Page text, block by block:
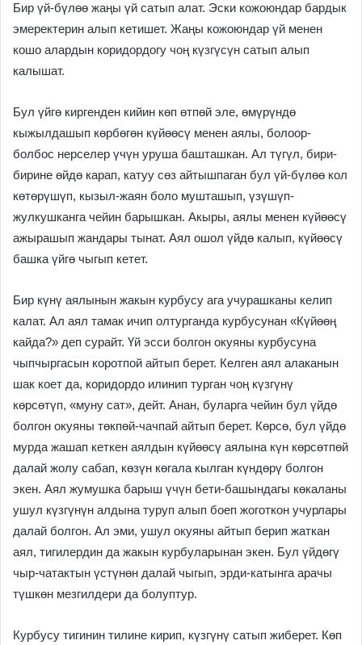
Бир үй-бүлөө жаңы үй сатып алат. Эски кожоюндар бардык
эмеректерин алып кетишет. Жаңы кожоюндар үй менен
кошо алардын коридордогу чоң күзгүсүн сатып алып
калышат.
Бул үйгө киргенден кийин көп өтпөй эле, өмүрүндө
кыжылдашып көрбөгөн күйөөсү менен аялы, болоор-
болбос нерселер үчүн уруша башташкан. Ал түгүл, бири-
бирине өйдө карап, катуу сөз айтышпаган бул үй-бүлөө кол
көтөрүшүп, кызыл-жаян боло мушташып, үзүшүп-
жулкушканга чейин барышкан. Акыры, аялы менен күйөөсү
ажырашып жандары тынат. Аял ошол үйдө калып, күйөөсү
башка үйгө чыгып кетет.
Бир күнү аялынын жакын курбусу ага учурашканы келип
калат. Ал аял тамак ичип олтурганда курбусунан «Күйөөң
кайда?» деп сурайт. Үй эсси болгон окуяны курбусуна
чыпчыргасын коротпой айтып берет. Келген аял алаканын
шак коет да, коридордо илинип турган чоң күзгүнү
көрсөтүп, «муну сат», дейт. Анан, буларга чейин бул үйдө
болгон окуяны төкпөй-чачпай айтып берет. Көрсө, бул үйдө
мурда жашап кеткен аялдын күйөөсү аялына күн көрсөтпөй
далай жолу сабап, көзүн көгала кылган күндөрү болгон
экен. Аял жумушка барыш үчүн бети-башындагы көкаланы
ушул күзгүнүн алдына туруп алып боеп жоготкон учурлары
далай болгон. Ал эми, ушул окуяны айтып берип жаткан
аял, тигилердин да жакын курбуларынан экен. Бул үйдөгү
чыр-чатактын үстүнөн далай чыгып, эрди-катынга арачы
түшкөн мезгилдери да болуптур.
Курбусу тигинин тилине кирип, күзгүнү сатып жиберет. Көп